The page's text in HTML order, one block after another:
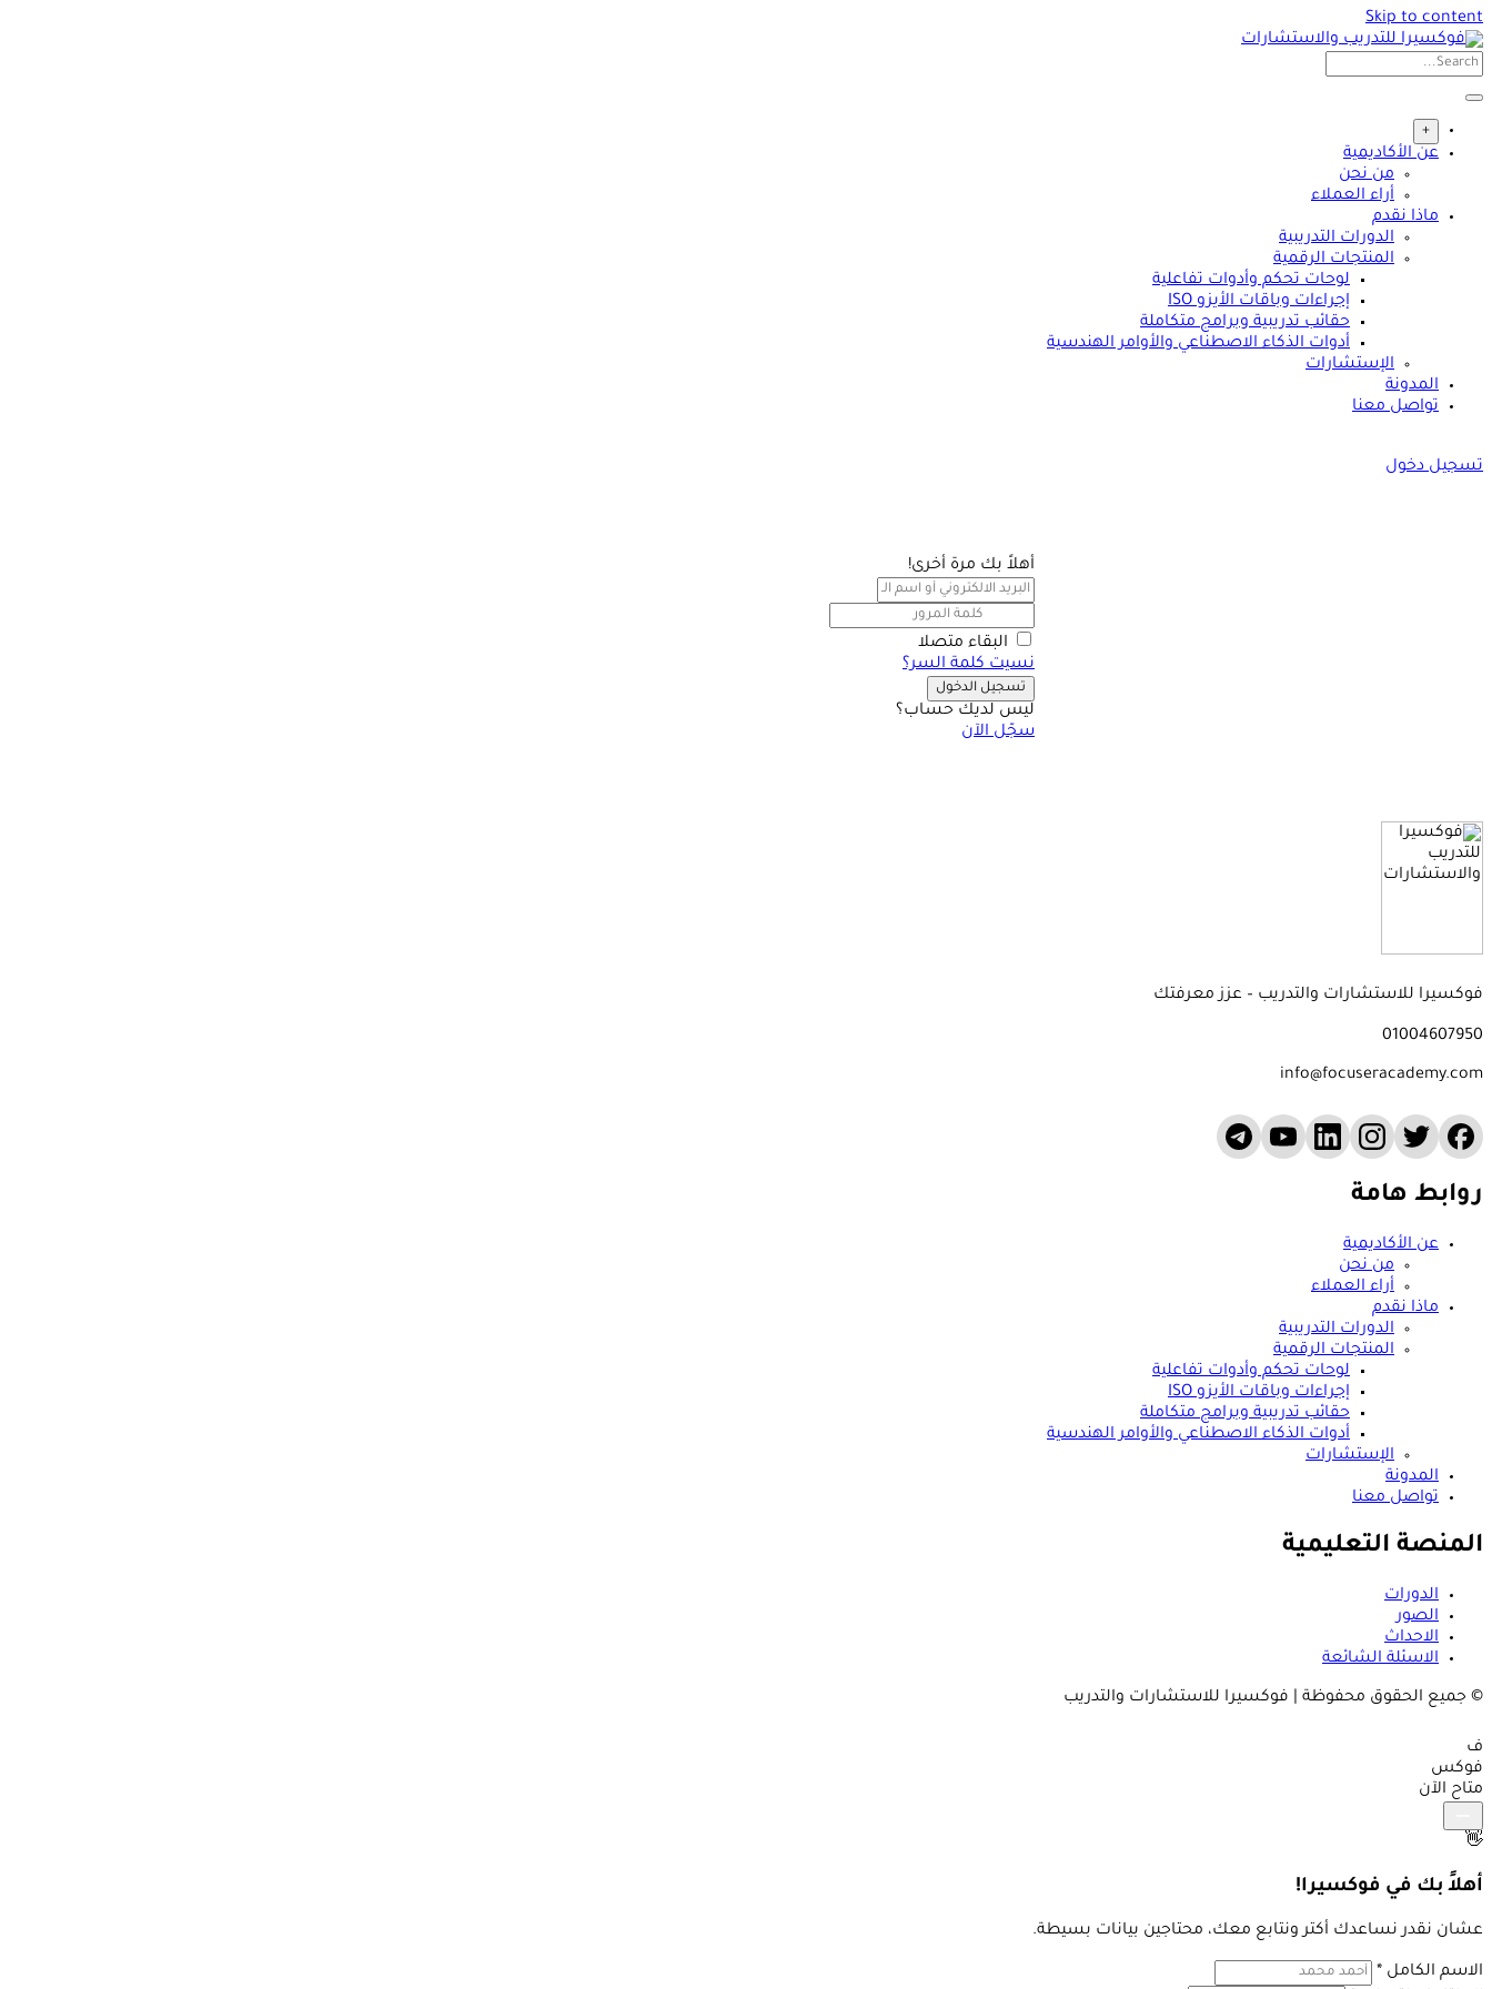
Skip to content
+
عن الأكاديمية
من نحن
أراء العملاء
ماذا نقدم
الدورات التدريبية
المنتجات الرقمية
لوحات تحكم وأدوات تفاعلية
إجراءات وباقات الأيزو ISO
حقائب تدريبية وبرامج متكاملة
أدوات الذكاء الاصطناعي والأوامر الهندسية
الإستشارات
المدونة
تواصل معنا
تسجيل دخول
أهلاً بك مرة أخرى!
البقاء متصلا
نسيت كلمة السر؟
تسجيل الدخول
ليس لديك حساب؟
سجّل الآن
فوكسيرا للاستشارات والتدريب – عزز معرفتك
01004607950
info@focuseracademy.com
روابط هامة
عن الأكاديمية
من نحن
أراء العملاء
ماذا نقدم
الدورات التدريبية
المنتجات الرقمية
لوحات تحكم وأدوات تفاعلية
إجراءات وباقات الأيزو ISO
حقائب تدريبية وبرامج متكاملة
أدوات الذكاء الاصطناعي والأوامر الهندسية
الإستشارات
المدونة
تواصل معنا
المنصة التعليمية
الدورات
الصور
الاحداث
الاسئلة الشائعة
© جميع الحقوق محفوظة | فوكسيرا للاستشارات والتدريب
ف
فوكس
متاح الآن
👋
أهلاً بك في فوكسيرا!
عشان نقدر نساعدك أكتر ونتابع معك، محتاجين بيانات بسيطة.
الاسم الكامل *